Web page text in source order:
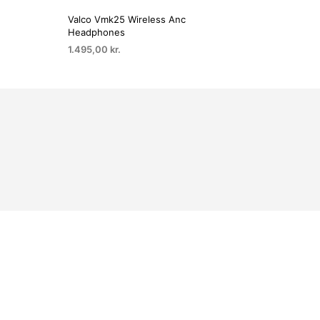
Valco Vmk25 Wireless Anc
Headphones
1.495,00 kr.